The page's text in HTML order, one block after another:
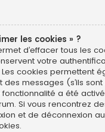
les cookies » ?
d’effacer tous les
votre
cookies permettent
des messages (s’ils
a été
Si vous rencontrez
et de déconnexion